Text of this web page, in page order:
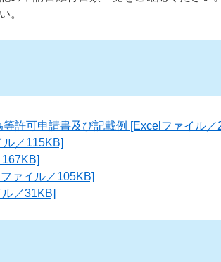
。
許可申請書及び記載例 [Excelファイル／
／115KB]
ァイル／105KB]
／31KB]